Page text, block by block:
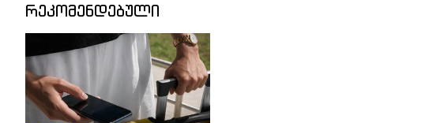
ᲠᲔᲙᲝᲛᲔᲜᲓᲔᲑᲣᲚᲘ